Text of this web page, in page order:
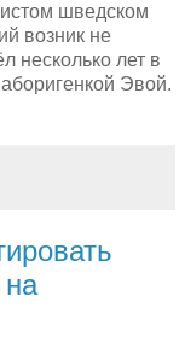
шведском
возник не
несколько лет в
Эвой.